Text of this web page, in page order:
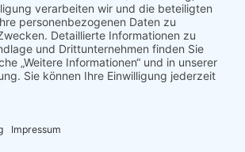
und Gesellschaftsrecht
und Erbrecht
und